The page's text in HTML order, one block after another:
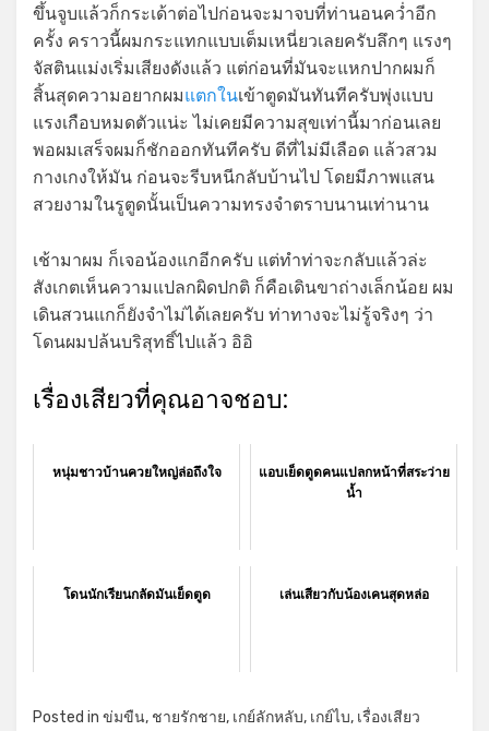
ขึ้นจูบแล้วก็กระเด้าต่อไปก่อนจะมาจบที่ท่านอนคว่ำอีก
ครั้ง คราวนี้ผมกระแทกแบบเต็มเหนี่ยวเลยครับลึกๆ แรงๆ
จัสตินแม่งเริ่มเสียงดังแล้ว แต่ก่อนที่มันจะแหกปากผมก็
สิ้นสุดความอยากผมแตกในเข้าตูดมันทันทีครับพุ่งแบบ
แรงเกือบหมดตัวแน่ะ ไม่เคยมีความสุขเท่านี้มาก่อนเลย
พอผมเสร็จผมก็ชักออกทันทีครับ ดีที่ไม่มีเลือด แล้วสวม
กางเกงให้มัน ก่อนจะรีบหนีกลับบ้านไป โดยมีภาพแสน
สวยงามในรูตูดนั้นเป็นความทรงจำตราบนานเท่านาน
เช้ามาผม ก็เจอน้องแกอีกครับ แต่ทำท่าจะกลับแล้วล่ะ
สังเกตเห็นความแปลกผิดปกติ ก็คือเดินขาถ่างเล็กน้อย ผม
เดินสวนแกก็ยังจำไม่ได้เลยครับ ท่าทางจะไม่รู้จริงๆ ว่า
โดนผมปล้นบริสุทธิ์ไปแล้ว อิอิ
เรื่องเสียวที่คุณอาจชอบ:
หนุ่มชาวบ้านควยใหญ่ล่อถึงใจ
แอบเย็ดตูดคนแปลกหน้าที่สระว่าย
น้ำ
โดนนักเรียนกลัดมันเย็ดตูด เล่นเสียวกับน้องเคนสุดหล่อ
Posted in ข่มขืน, ชายรักชาย, เกย์ลักหลับ, เกย์ไบ, เรื่องเสียว